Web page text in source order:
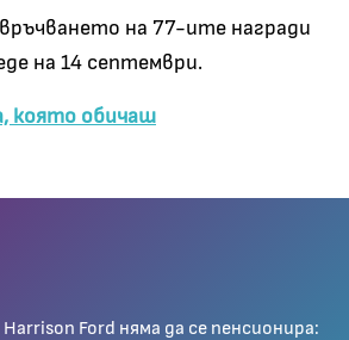
на 77-ите награди
на 14 септември.
която обичаш
Harrison Ford няма да се пенсионира: